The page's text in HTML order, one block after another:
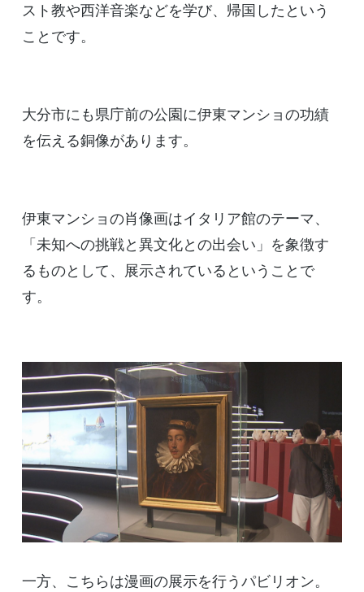
スト教や西洋音楽などを学び、帰国したという
ことです。
大分市にも県庁前の公園に伊東マンショの功績
を伝える銅像があります。
伊東マンショの肖像画はイタリア館のテーマ、
「未知への挑戦と異文化との出会い」を象徴す
るものとして、展示されているということで
す。
一方、こちらは漫画の展示を行うパビリオン。